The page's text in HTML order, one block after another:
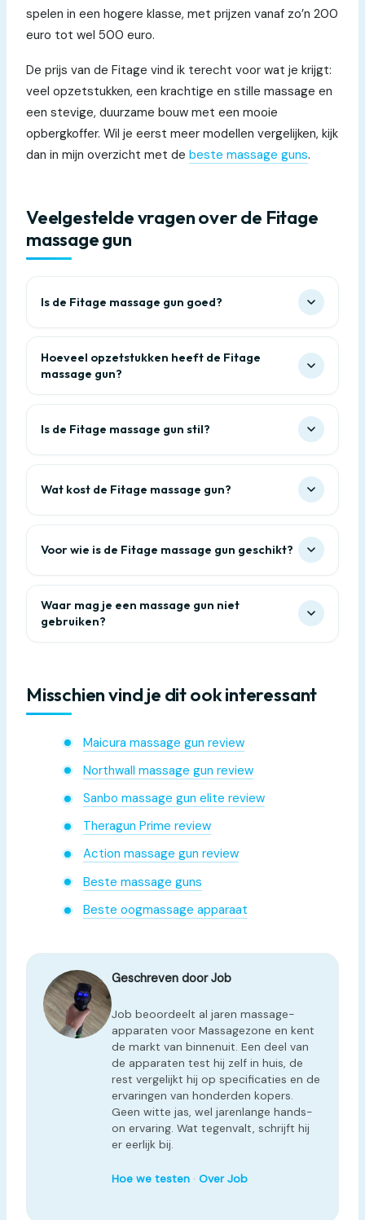
spelen in een hogere klasse, met prijzen vanaf zo’n 200
euro tot wel 500 euro.
De prijs van de Fitage vind ik terecht voor wat je krijgt:
veel opzetstukken, een krachtige en stille massage en
een stevige, duurzame bouw met een mooie
opbergkoffer. Wil je eerst meer modellen vergelijken, kijk
dan in mijn overzicht met de beste massage guns.
Veelgestelde vragen over de Fitage
massage gun
Is de Fitage massage gun goed?
Hoeveel opzetstukken heeft de Fitage
massage gun?
Is de Fitage massage gun stil?
Wat kost de Fitage massage gun?
Voor wie is de Fitage massage gun geschikt?
Waar mag je een massage gun niet
gebruiken?
Misschien vind je dit ook interessant
Maicura massage gun review
Northwall massage gun review
Sanbo massage gun elite review
Theragun Prime review
Action massage gun review
Beste massage guns
Beste oogmassage apparaat
Geschreven door Job
Job beoordeelt al jaren massage-
apparaten voor Massagezone en kent
de markt van binnenuit. Een deel van
de apparaten test hij zelf in huis, de
rest vergelijkt hij op specificaties en de
ervaringen van honderden kopers.
Geen witte jas, wel jarenlange hands-
on ervaring. Wat tegenvalt, schrijft hij
er eerlijk bij.
Hoe we testen· Over Job